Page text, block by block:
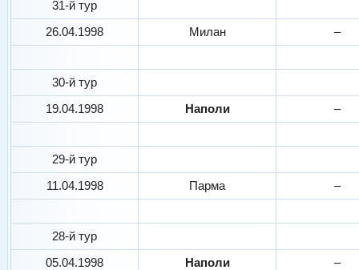
31-й тур
26.04.1998
Милан –
30-й тур
19.04.1998
Наполи –
29-й тур
11.04.1998
Парма –
28-й тур
05.04.1998
Наполи –